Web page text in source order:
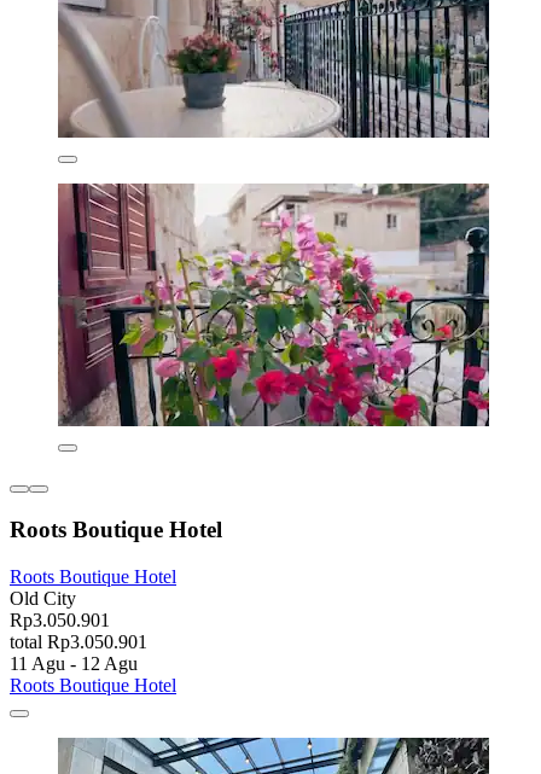
Roots Boutique Hotel
Roots Boutique Hotel
Old City
Rp3.050.901
total Rp3.050.901
11 Agu - 12 Agu
Roots Boutique Hotel